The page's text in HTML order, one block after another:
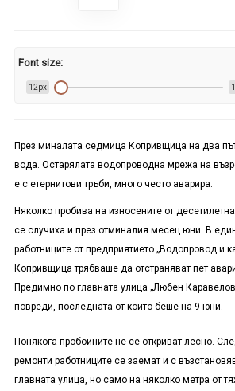
Font size:
12px
През миналата седмица Копривщица на два
вода. Остарялата водопроводна мрежа на
е с етернитови тръби, много често аварира.
Няколко пробива на износените от
се случиха и през отминалия месец юни. В
работниците от предприятието „Водопровод и
Копривщица трябваше да отстраняват пет
Предимно по главната улица „Любен
повреди, последната от които беше на 9 юни.
Понякога пробойните не се откриват лесно.
ремонти работниците се заемат и с
главната улица, но само на няколко метра от